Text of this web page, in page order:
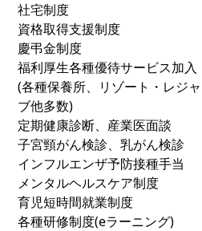
社宅制度
資格取得支援制度
慶弔金制度
福利厚生各種優待サービス加入
(各種保養所、リゾート・レジ
ブ他多数)
定期健康診断、産業医面談
子宮頸がん検診、乳がん検診
インフルエンザ予防接種手当
メンタルヘルスケア制度
育児短時間就業制度
各種研修制度(eラーニング)